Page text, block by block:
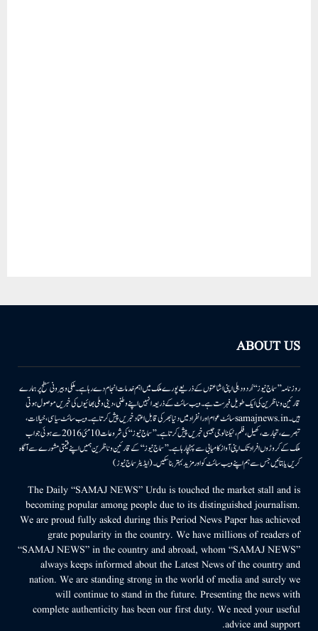
ABOUT US
روزنامہ ’’سماج نیوز‘‘ اُردو دہلی اپنی اشاعتوں کے ذریعے پورے ملک میں اہم خدمات انجام دے رہا ہے۔ ملکی وبیرونی سطح پر ہمارے
قارئین وناظرین کی ایک طویل فہرست ہے۔ ویب سائٹ کے ذریعہ انہیں اپنے وطنی، دینی وملی بھائیوں کی خبریں موصول ہوتی
ہیں۔samajnews.inسائٹ عوام اور انفراد میں دنیا بھر کی قابل اعتماد خبریں پیش کرتا ہے۔ ویب سائٹ سیاسی، خیالات،
تبصرے، تجارت، کھیل، فلم، ٹیکنالوجی جیسی خبریں پیش کرتا ہے۔ ’’سماج نیوز‘‘ کی شروعات 10مئی 2016 سے ہوئی جو اب
ملک کے کروڑوں افراد تک اپنی آواز کامیابی سے پہنچا رہا ہے۔ ’’سماج نیوز‘‘ کے قارئین وناظرین ہمیں اپنے قیمتی مشورے سے آگاہ
کریں یا بتائیں جس سے ہم اپنے ویب سائٹ کو اور مزید بہتر بناسکیں۔ (ایڈیٹر سماج نیوز)
The Daily “SAMAJ NEWS” Urdu is touched the market stall and is
becoming popular among people due to its distinguished journalism.
We are proud fully asked during this Period News Paper has achieved
grate popularity in the country. We have millions of readers of
“SAMAJ NEWS” in the country and abroad, whom “SAMAJ NEWS”
always keeps informed about the Latest News of the country and
nation. We are standing strong in the world of media and surely we
will continue to stand in the future. Presenting the news with
complete authenticity has been our first duty. We need your useful
advice and support.